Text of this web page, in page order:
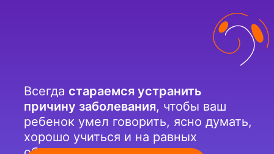
Всегда стараемся устранить
причину заболевания, чтобы ваш
ребенок умел говорить, ясно думать,
хорошо учиться и на равных